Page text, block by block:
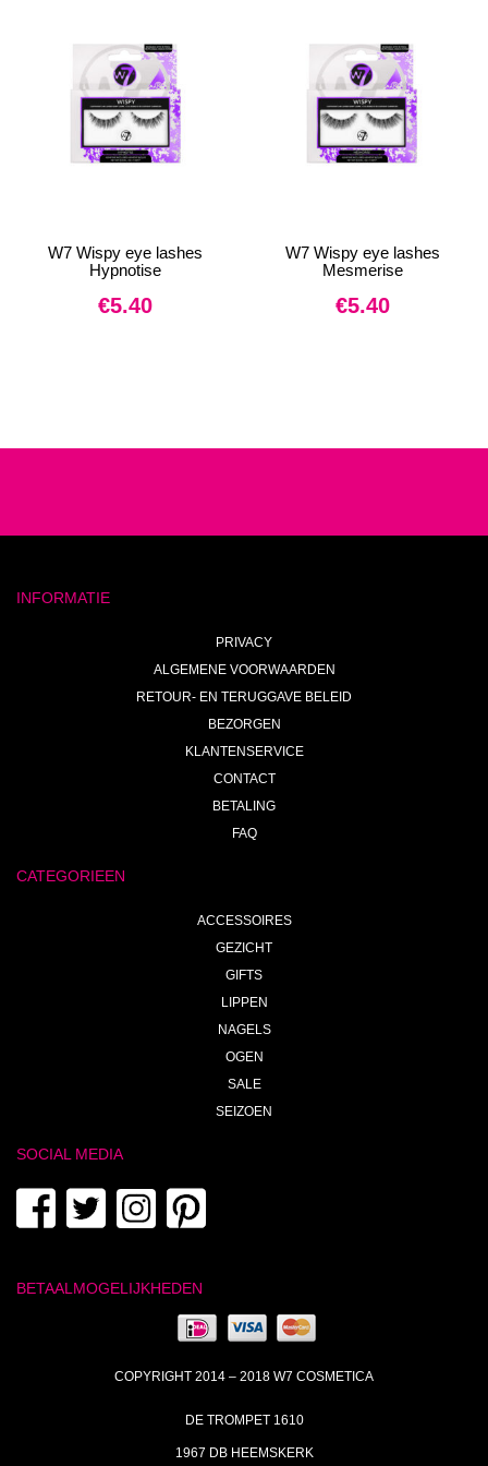
W7 Wispy eye lashes
Hypnotise
€5.40
W7 Wispy eye lashes
Mesmerise
€5.40
INFORMATIE
PRIVACY
ALGEMENE VOORWAARDEN
RETOUR- EN TERUGGAVE BELEID
BEZORGEN
KLANTENSERVICE
CONTACT
BETALING
FAQ
CATEGORIEEN
ACCESSOIRES
GEZICHT
GIFTS
LIPPEN
NAGELS
OGEN
SALE
SEIZOEN
SOCIAL MEDIA
BETAALMOGELIJKHEDEN
COPYRIGHT 2014 – 2018 W7 COSMETICA
DE TROMPET 1610
1967 DB HEEMSKERK